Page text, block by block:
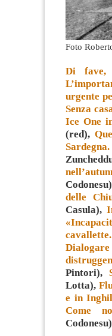
Foto
Di fave,
urgente
Senza
Ice One
(red),
delle
Casula),
Pintori),
Lotta),
e in
Come